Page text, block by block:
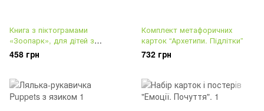
Книга з піктограмами
«Зоопарк», для дітей з
аутизмом, соціальна історія з
навичками звуконаслідування.
458 грн
Комплект метафоричних
карток “Архетипи. Підлітки”
732 грн